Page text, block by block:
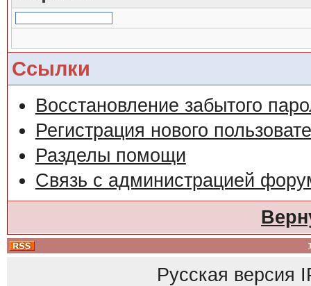
Ссылки
Восстановление забытого
Регистрация нового
Разделы помощи
Связь с администрацией
Русская версия